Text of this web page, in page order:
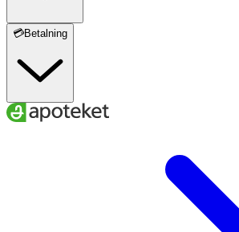
💳Betalning